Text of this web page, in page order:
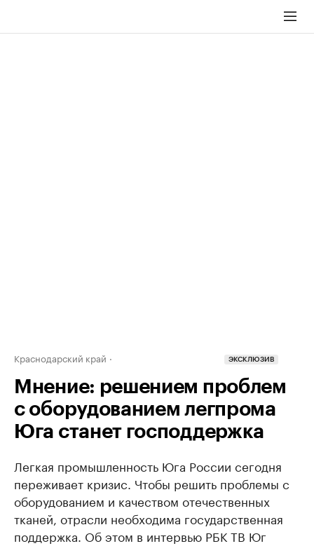
Краснодарский край ЭКСКЛЮЗИВ
Мнение: решением проблем
с оборудованием легпрома
Юга станет господдержка
Легкая промышленность Юга России сегодня
переживает кризис. Чтобы решить проблемы с
оборудованием и качеством отечественных
тканей, отрасли необходима государственная
поддержка. Об этом в интервью РБК ТВ Юг